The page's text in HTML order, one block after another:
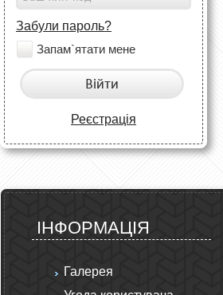
Забули пароль?
Запам`ятати мене
Війти
Реєстрація
ІНФОРМАЦІЯ
Галерея